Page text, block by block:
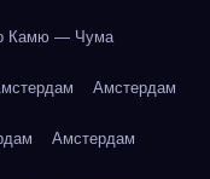
Камю — Чума
Амстердам
Амстердам